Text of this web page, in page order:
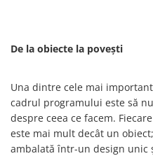
De la obiecte la povești
Una dintre cele mai
cadrul programului este să
despre ceea ce facem.
este mai mult decât un
ambalată într-un design unic